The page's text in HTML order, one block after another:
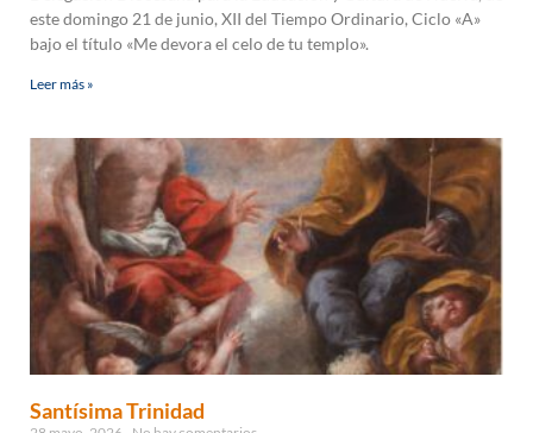
este domingo 21 de junio, XII del Tiempo Ordinario, Ciclo «A»
bajo el título «Me devora el celo de tu templo».
Leer más »
Santísima Trinidad